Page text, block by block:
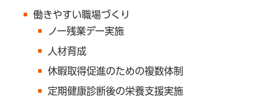
働きやすい職場づくり
ノー残業デー実施
人材育成
休暇取得促進のための複数体制
定期健康診断後の栄養支援実施